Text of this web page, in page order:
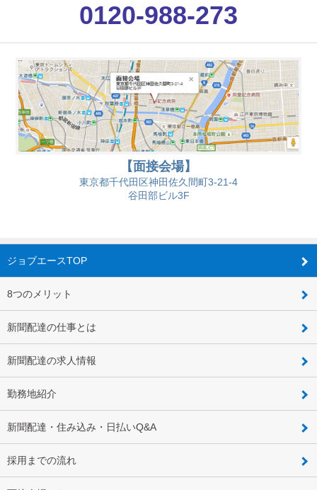
0120-988-273
【面接会場】
東京都千代田区神田佐久間町3-21-4
谷田部ビル3F
ジョブエースTOP
8つのメリット
新聞配達の仕事とは
新聞配達の求人情報
勤務地紹介
新聞配達・住み込み・日払いQ&A
採用までの流れ